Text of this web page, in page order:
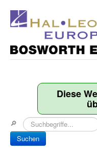
Verlagsprofil
Kontakt
Diese
🔎
Suchen